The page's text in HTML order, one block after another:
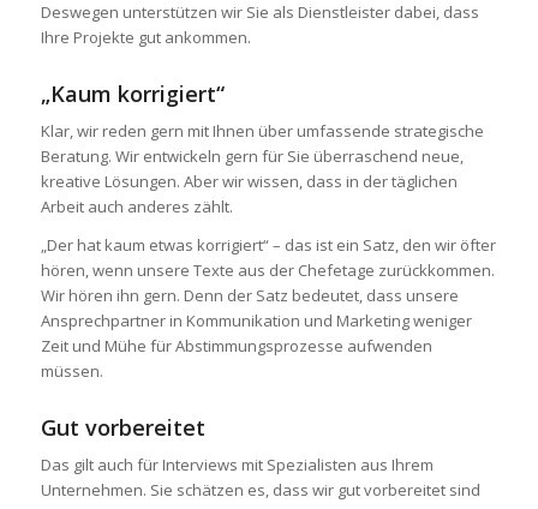
Deswegen unterstützen wir Sie als Dienstleister dabei, dass
Ihre Projekte gut ankommen.
„Kaum korrigiert“
Klar, wir reden gern mit Ihnen über umfassende strategische
Beratung. Wir entwickeln gern für Sie überraschend neue,
kreative Lösungen. Aber wir wissen, dass in der täglichen
Arbeit auch anderes zählt.
„Der hat kaum etwas korrigiert“ – das ist ein Satz, den wir öfter
hören, wenn unsere Texte aus der Chefetage zurückkommen.
Wir hören ihn gern. Denn der Satz bedeutet, dass unsere
Ansprechpartner in Kommunikation und Marketing weniger
Zeit und Mühe für Abstimmungsprozesse aufwenden
müssen.
Gut vorbereitet
Das gilt auch für Interviews mit Spezialisten aus Ihrem
Unternehmen. Sie schätzen es, dass wir gut vorbereitet sind